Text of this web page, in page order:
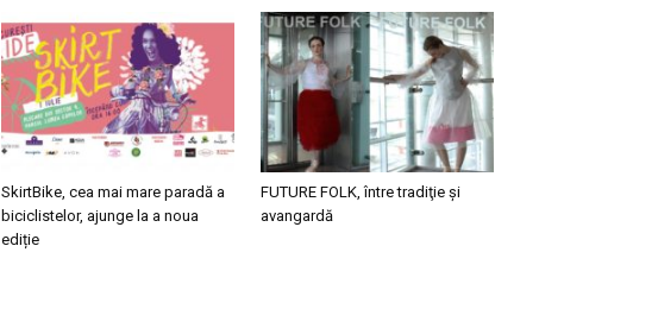
SkirtBike, cea mai mare paradă a
biciclistelor, ajunge la a noua
ediție
FUTURE FOLK, între tradiţie și
avangardă